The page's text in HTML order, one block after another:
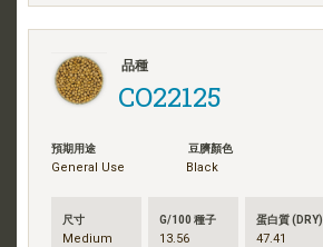
品種
CO22125
預期用途
General Use
豆臍顏色
Black
尺寸
Medium
G/100 種子
13.56
蛋白質 (DRY)
47.41